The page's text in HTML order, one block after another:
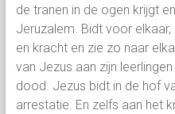
de tranen in de ogen krijgt
Jeruzalem. Bidt voor
en kracht en zie zo naar
van Jezus aan zijn
dood. Jezus bidt in de hof
arrestatie. En zelfs aan het